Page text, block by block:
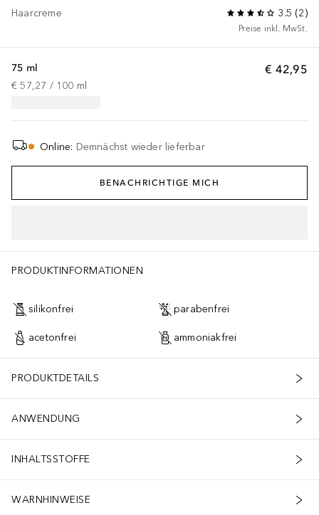
Haarcreme 3.5 (2)
Preise inkl. MwSt.
€ 42,95
75 ml
€ 57,27 / 100 ml
Online: Demnächst wieder lieferbar
BENACHRICHTIGE MICH
PRODUKTINFORMATIONEN
silikonfrei parabenfrei
acetonfrei ammoniakfrei
PRODUKTDETAILS
ANWENDUNG
INHALTSSTOFFE
WARNHINWEISE